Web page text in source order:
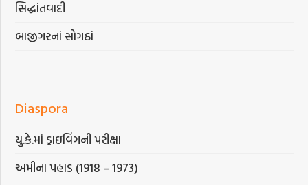
સિદ્ધાંતવાદી
બાજીગરનાં સોગઠાં
Diaspora
યુ.કે.માં ડ્રાઇવિંગની પરીક્ષા
અમીના પહાડ (1918 – 1973)